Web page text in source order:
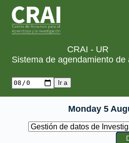
CRAI - UR
Sistema de agendamiento de
Monday 5